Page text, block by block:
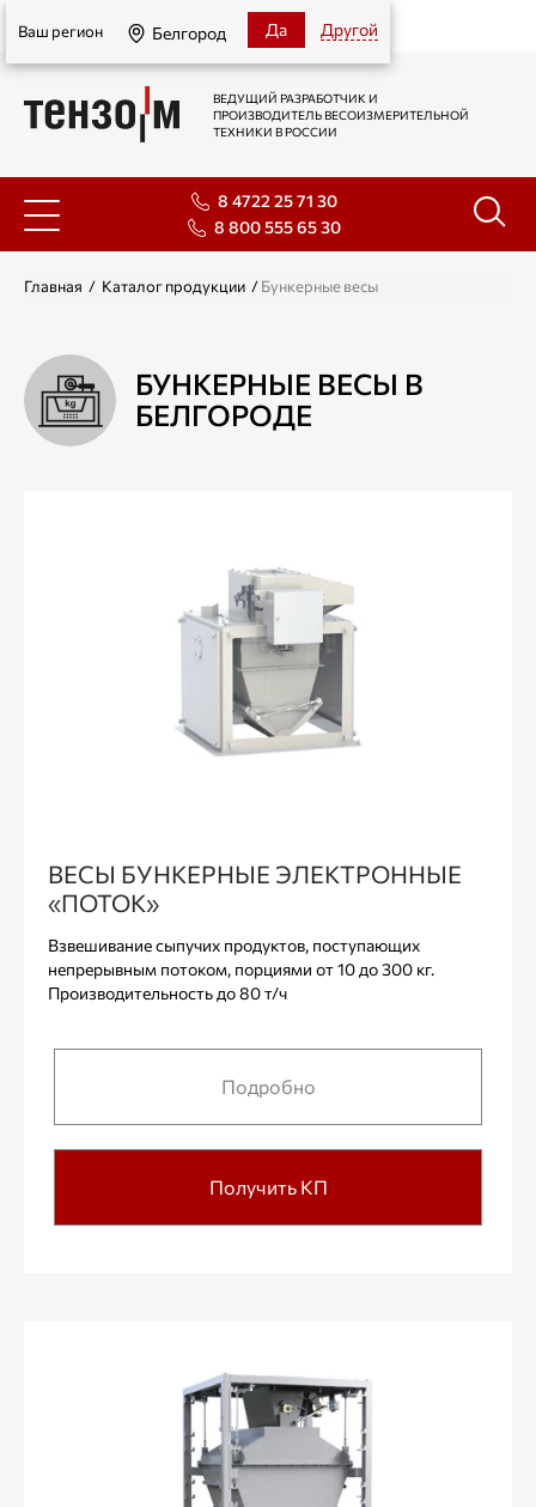
Белгород
Ваш регион Белгород Да Другой
ВЕДУЩИЙ РАЗРАБОТЧИК И
ПРОИЗВОДИТЕЛЬ ВЕСОИЗМЕРИТЕЛЬНОЙ
ТЕХНИКИ В РОССИИ
8 4722 25 71 30
8 800 555 65 30
Главная / Каталог продукции /Бункерные весы
БУНКЕРНЫЕ ВЕСЫ В
БЕЛГОРОДЕ
ВЕСЫ БУНКЕРНЫЕ ЭЛЕКТРОННЫЕ
«ПОТОК»
Взвешивание сыпучих продуктов, поступающих
непрерывным потоком, порциями от 10 до 300 кг.
Производительность до 80 т/ч
Подробно
Получить КП